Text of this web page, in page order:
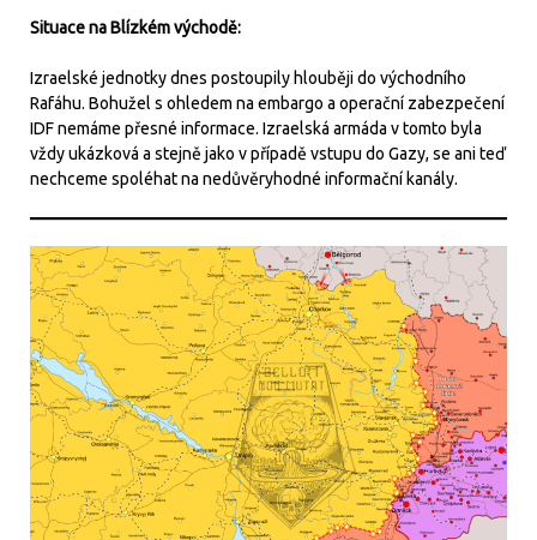
Situace na Blízkém východě:
Izraelské jednotky dnes postoupily hlouběji do východního
Rafáhu. Bohužel s ohledem na embargo a operační zabezpečení
IDF nemáme přesné informace. Izraelská armáda v tomto byla
vždy ukázková a stejně jako v případě vstupu do Gazy, se ani teď
nechceme spoléhat na nedůvěryhodné informační kanály.